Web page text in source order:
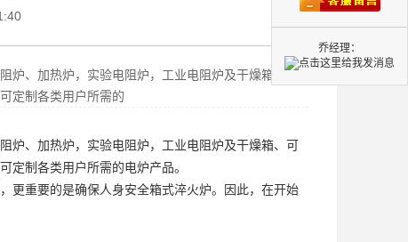
炉、加热炉，实验电阻炉，工业电阻炉及干燥箱、可
定制各类用户所需的
炉、加热炉，实验电阻炉，工业电阻炉及干燥箱、可
定制各类用户所需的电炉产品。
，更重要的是确保人身安全箱式淬火炉。因此，在开始
乔经理：